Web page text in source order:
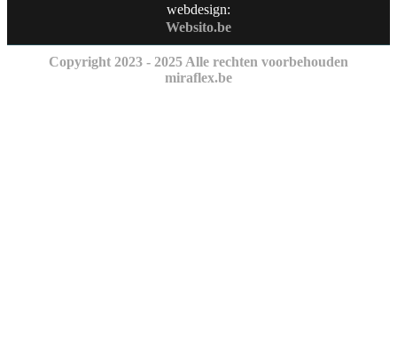
webdesign:
Websito.be
Copyright 2023 - 2025 Alle rechten voorbehouden
miraflex.be